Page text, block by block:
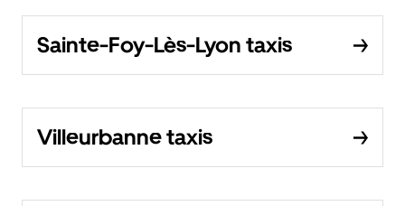
Sainte-Foy-Lès-Lyon taxis
Villeurbanne taxis